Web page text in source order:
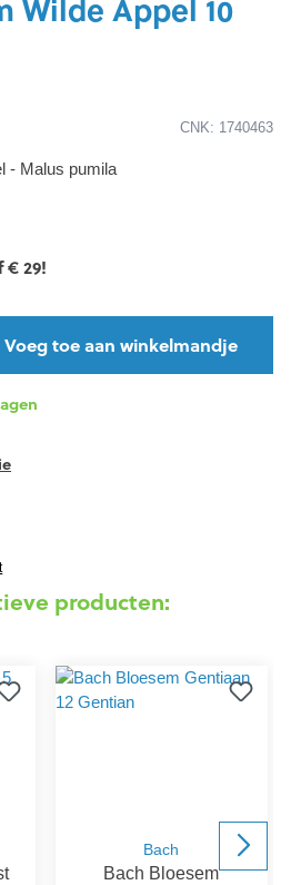
Wilde Appel 10
CNK: 1740463
- Malus pumila
€ 29!
Voeg toe aan winkelmandje
producten:
Bach
Bach Bloesem